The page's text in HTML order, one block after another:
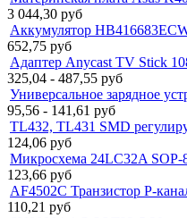
3 044,30 руб
Аккумулятор
652,75 руб
Адаптер Anycast TV Stick
325,04 - 487,55 руб
Универсальное зарядное
95,56 - 141,61 руб
TL432, TL431 SMD
124,06 руб
Микросхема 24LC32A SOP-
123,66 руб
AF4502C Транзистор P-
110,21 руб